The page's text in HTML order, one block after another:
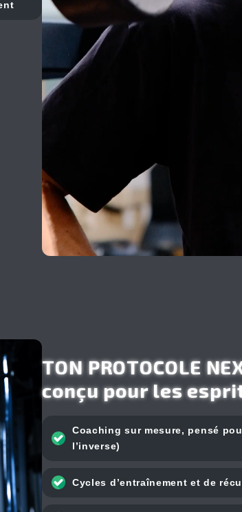
TON PROTOCOLE
conçu pour les
Coaching sur mesure, pensé
l’inverse)
Cycles d’entraînement et de